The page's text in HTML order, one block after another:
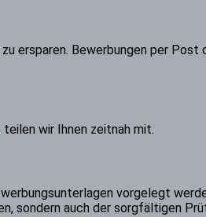
ersparen. Bewerbungen per Post
wir Ihnen zeitnah mit.
vorgelegt
sondern auch der sorgfältigen